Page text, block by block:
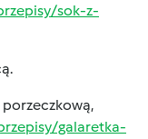
sok-z-
galaretka-